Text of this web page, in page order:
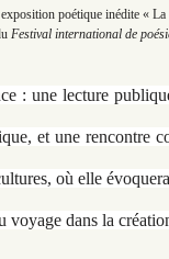
poétique inédite «
Festival international de
: une lecture
et une rencontre
où elle
voyage dans la